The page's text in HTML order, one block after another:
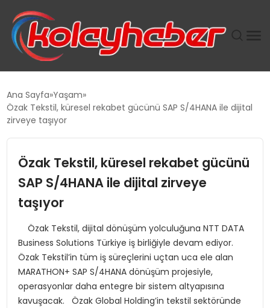
SUWEN’IN İSTIHDAM MODELI EKONOMIDE KADIN
TANYER YAPI ZEMIN MÜHENDISLIĞINDE HEDEF
BÜYÜTTÜ
TOROSLAR’DA PAZAR GERGİNLİĞİ!
Ana Sayfa Yaşam
Özak Tekstil, küresel rekabet gücünü SAP S/4HANA ile dijital
zirveye taşıyor
Özak Tekstil, küresel rekabet gücünü
SAP S/4HANA ile dijital zirveye
taşıyor
Özak Tekstil, dijital dönüşüm yolculuğuna NTT DATA
Business Solutions Türkiye iş birliğiyle devam ediyor.
Özak Tekstil’in tüm iş süreçlerini uçtan uca ele alan
MARATHON+ SAP S/4HANA dönüşüm projesiyle,
operasyonlar daha entegre bir sistem altyapısına
kavuşacak. Özak Global Holding’in tekstil sektöründe